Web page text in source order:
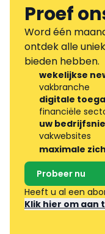
Proef
Word één
ontdek alle
bieden hebben.
wekelijkse
vakbranche
digitale
financiële
uw
vakwebsites
maximale
Probeer nu
Heeft u al een
Klik hier om aan